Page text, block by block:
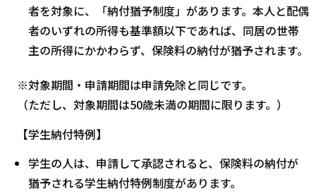
者を対象に、「納付猶予制度」があります。本人と配偶
者のいずれの所得も基準額以下であれば、同居の世帯
主の所得にかかわらず、保険料の納付が猶予されます。
※対象期間・申請期間は申請免除と同じです。
（ただし、対象期間は50歳未満の期間に限ります。）
【学生納付特例】
学生の人は、申請して承認されると、保険料の納付が
猶予される学生納付特例制度があります。